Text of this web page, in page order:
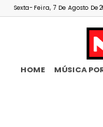
Sexta-Feira, 7 De Agosto De
HOME MÚSICA